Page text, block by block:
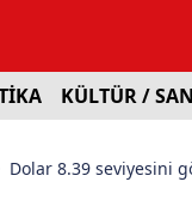
KÜLTÜR /
Dolar 8.39 seviyesini